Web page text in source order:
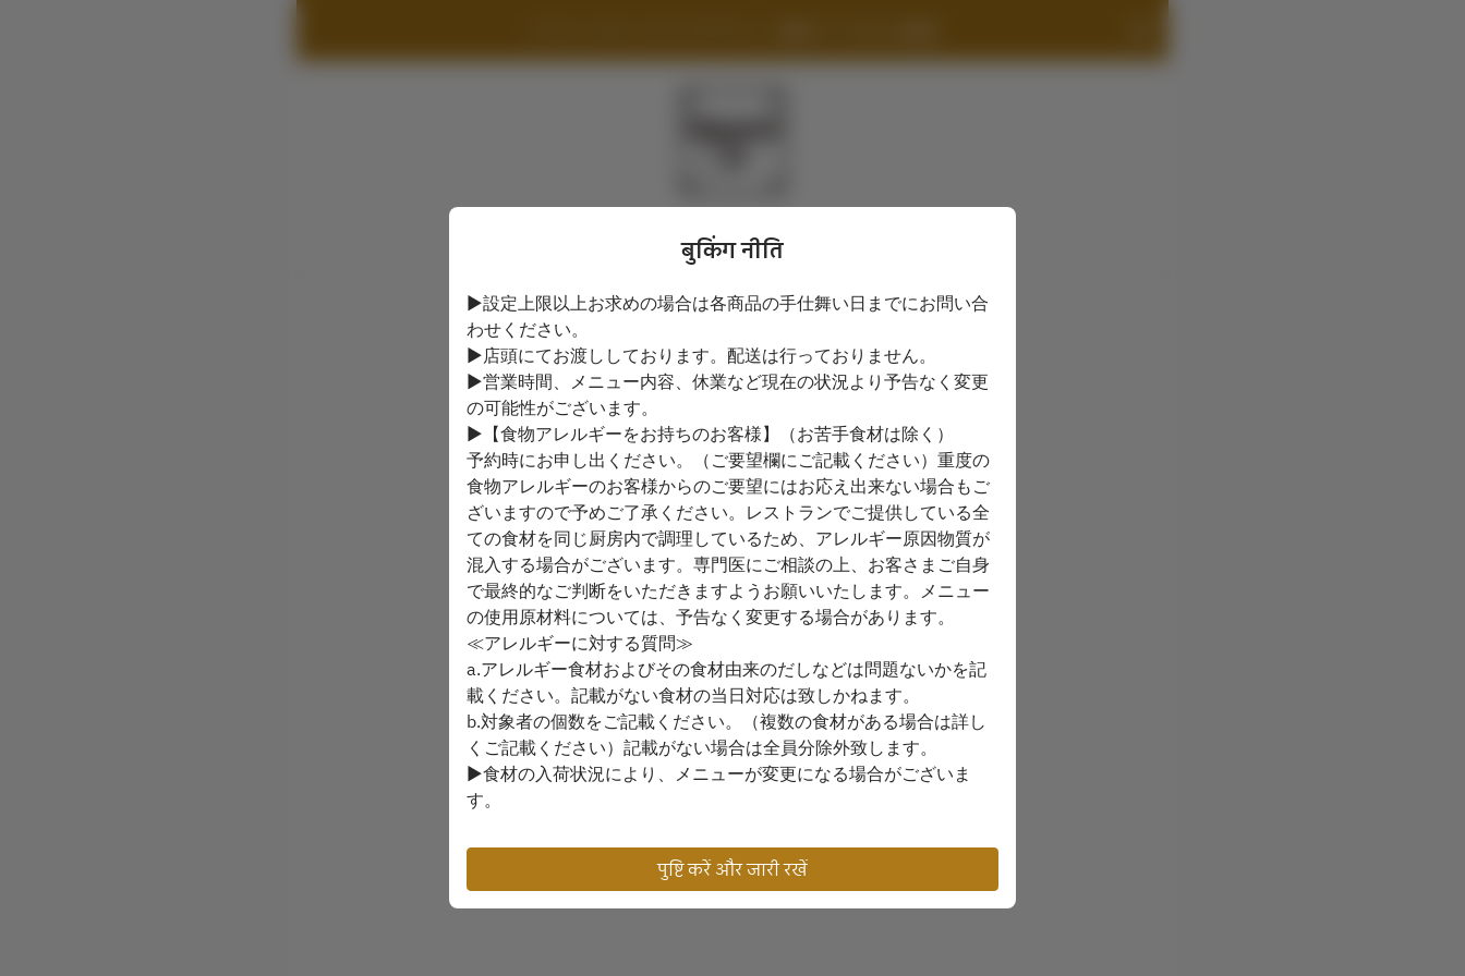
बुकिंग नीति देखें
पिकअप समय
रवि ९ अग.
समय का चयन करें
उपलब्धता खोजें
संचालित
बुकिंग नीति
▶設定上限以上お求めの場合は各商品の手仕舞い日までにお問い合
わせください。
▶店頭にてお渡ししております。配送は行っておりません。
▶営業時間、メニュー内容、休業など現在の状況より予告なく変更
の可能性がございます。
▶【食物アレルギーをお持ちのお客様】（お苦手食材は除く）
予約時にお申し出ください。（ご要望欄にご記載ください）重度の
食物アレルギーのお客様からのご要望にはお応え出来ない場合もご
ざいますので予めご了承ください。レストランでご提供している全
ての食材を同じ厨房内で調理しているため、アレルギー原因物質が
混入する場合がございます。専門医にご相談の上、お客さまご自身
で最終的なご判断をいただきますようお願いいたします。メニュー
の使用原材料については、予告なく変更する場合があります。
≪アレルギーに対する質問≫
a.アレルギー食材およびその食材由来のだしなどは問題ないかを記
載ください。記載がない食材の当日対応は致しかねます。
b.対象者の個数をご記載ください。（複数の食材がある場合は詳し
くご記載ください）記載がない場合は全員分除外致します。
▶食材の入荷状況により、メニューが変更になる場合がございま
す。
पुष्टि करें और जारी रखें